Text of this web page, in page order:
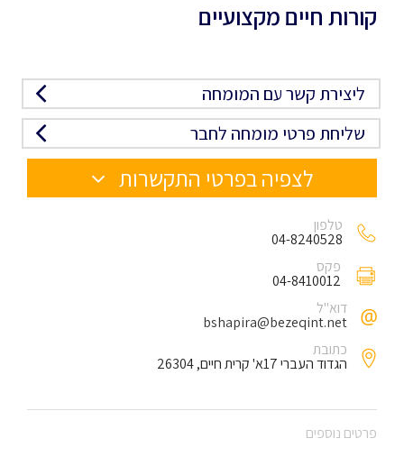
קורות חיים מקצועיים
ליצירת קשר עם המומחה
שליחת פרטי מומחה לחבר
לצפיה בפרטי התקשרות
טלפון
04-8240528
פקס
04-8410012
דוא"ל
bshapira@bezeqint.net
כתובת
הגדוד העברי 17א' קרית חיים, 26304
פרטים נוספים